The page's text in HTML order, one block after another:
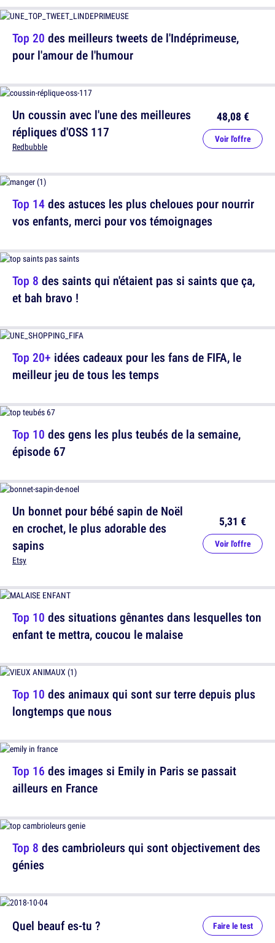
Un coussin avec l'une des meilleures
répliques d'OSS 117
Redbubble
48,08 €
Voir l'offre
Top 8 des saints qui n'étaient pas si saints que ça,
et bah bravo !
Top 10 des gens les plus teubés de la semaine,
épisode 67
Top 10 des situations gênantes dans lesquelles ton
enfant te mettra, coucou le malaise
Top 16 des images si Emily in Paris se passait
ailleurs en France
Quel beauf es-tu ? Faire le test
Top 20 des meilleurs tweets de l'Indéprimeuse,
pour l'amour de l'humour
Top 14des astuces les plus cheloues pour nourrir
vos enfants, merci pour vos témoignages
Top 20+ idées cadeaux pour les fans de FIFA, le
meilleur jeu de tous les temps
Un bonnet pour bébé sapin de Noël
en crochet, le plus adorable des
sapins
Etsy
5,31 €
Voir l'offre
Top 10 des animaux qui sont sur terre depuis plus
longtemps que nous
Top 8 des cambrioleurs qui sont objectivement des
génies